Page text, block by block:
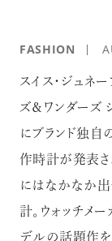
FASHION
スイス・ジュネ
ズ＆ワンダーズ
にブランド独自
作時計が発表さ
にはなかなか
計。ウォッチメ
デルの話題作を